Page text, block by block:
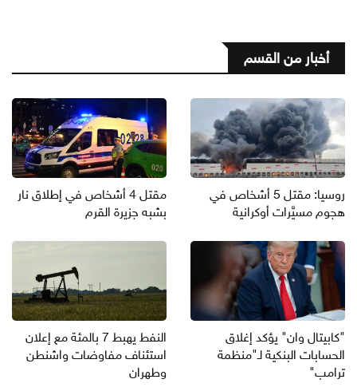
أخبار من القسم
روسيا: مقتل 5 أشخاص في
هجوم مسيَّرات أوكرانية
مقتل 4 أشخاص في إطلاق نار
بشبه جزيرة القرم
"كابيتال وان" يؤكد إغلاق
الحسابات البنكية لـ"منظمة
ترامب"
النفط يهبط 7 بالمئة مع إعلان
استئناف مفاوضات واشنطن
وطهران